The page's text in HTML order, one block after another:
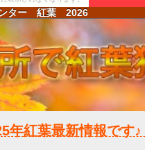
ター 紅葉 2026
年紅葉最新情報です♪